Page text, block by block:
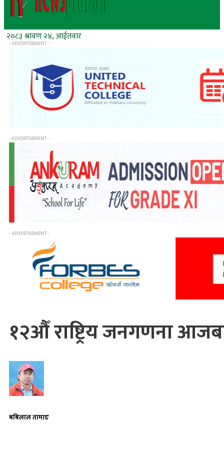
२०८३ श्रावण २४, आईतवार
- ADVERTISEMENT -
- ADVERTISEMENT -
- ADVERTISEMENT -
१२औँ राष्ट्रिय जनगणना
बबिलाल तामाङ